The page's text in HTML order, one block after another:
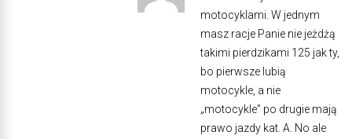
motocyklami. W jednym
masz racje Panie nie jeżdżą
takimi pierdzikami 125 jak ty,
bo pierwsze lubią
motocykle, a nie
„motocykle” po drugie mają
prawo jazdy kat. A. No ale